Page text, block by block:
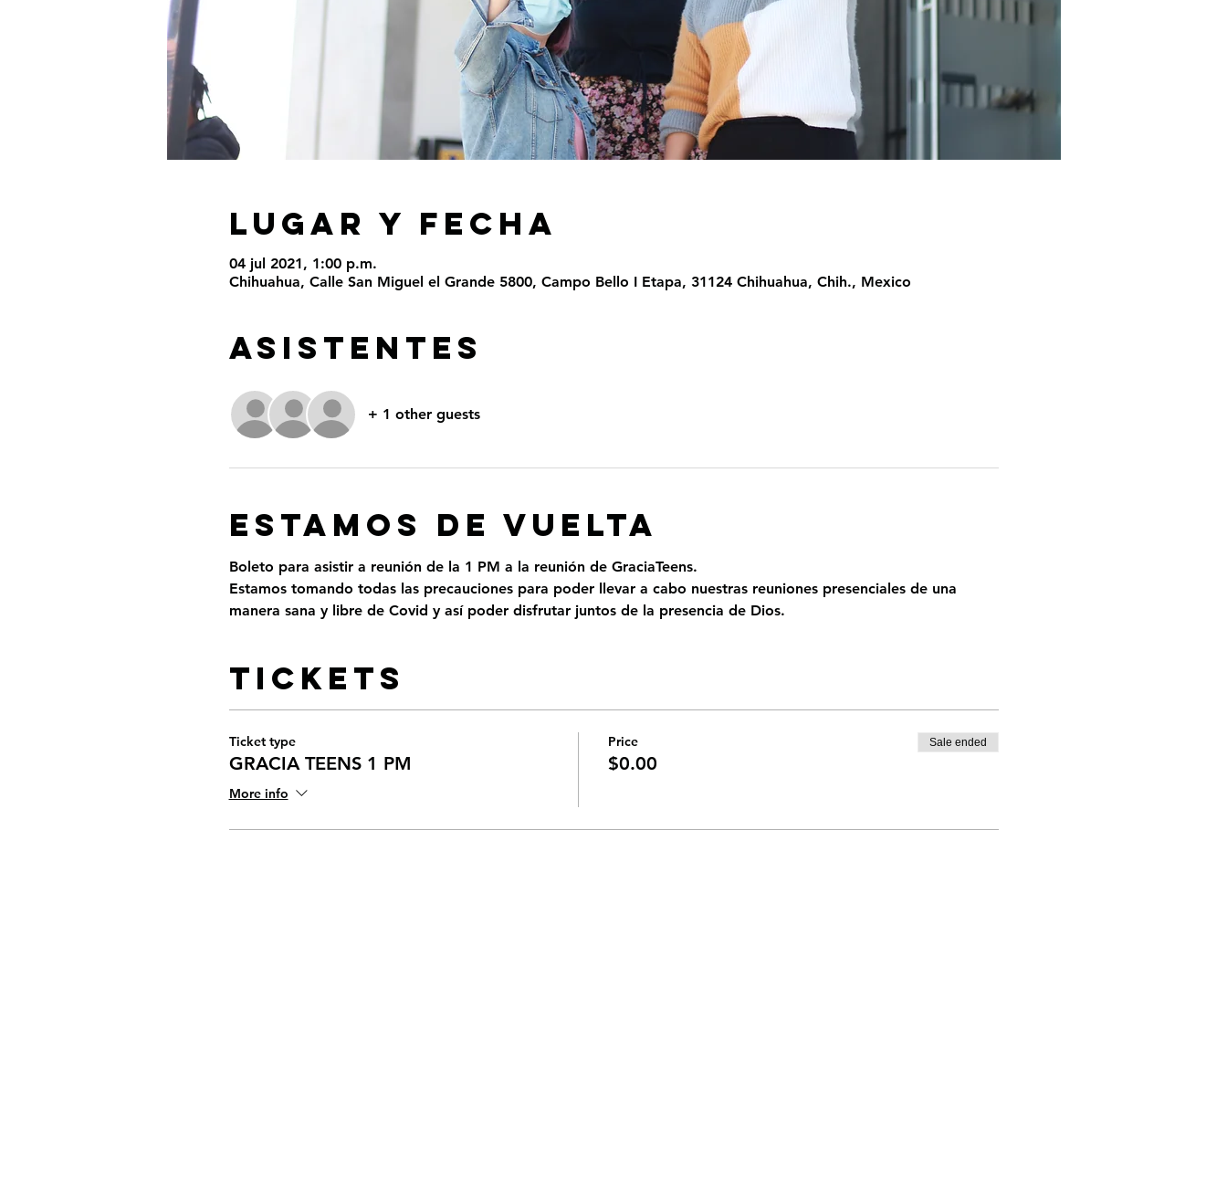
LUGAR Y FECHA
04 jul 2021, 1:00 p.m.
Chihuahua, Calle San Miguel el Grande 5800, Campo Bello I Etapa, 31124 Chihuahua, Chih., Mexico
ASISTENTES
+ 1 other guests
ESTAMOS DE VUELTA
Boleto para asistir a reunión de la 1 PM a la reunión de GraciaTeens.
Estamos tomando todas las precauciones para poder llevar a cabo nuestras reuniones presenciales de una
manera sana y libre de Covid y así poder disfrutar juntos de la presencia de Dios.
Tickets
Ticket type
GRACIA TEENS 1 PM
More info
Price
$0.00
Sale ended